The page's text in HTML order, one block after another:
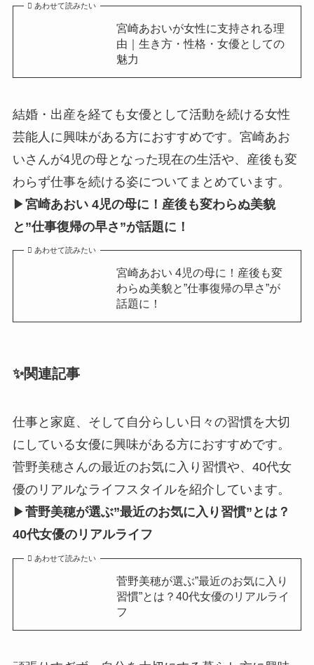
あわせて読みたい
宮崎あおいが女性に支持される理
由｜生き方・性格・女優としての
魅力
結婚・出産を経ても女優として活動を続ける女性
芸能人に興味がある方におすすめです。宮崎あお
いさんが4児の母となった現在の生活や、産後も変
わらず仕事を続ける姿についてまとめています。
▶宮崎あおい 4児の母に！産後も変わらぬ美貌
と”仕事復帰の早さ”が話題に！
あわせて読みたい
宮崎あおい 4児の母に！産後も変
わらぬ美貌と”仕事復帰の早さ”が
話題に！
✨関連記事
仕事と家庭、そして自分らしい日々の習慣を大切
にしている女優に興味がある方におすすめです。
菅野美穂さんの最近のお気に入り習慣や、40代女
優のリアルなライフスタイルを紹介しています。
▶菅野美穂が選ぶ”最近のお気に入り習慣”とは？
40代女優のリアルライフ
あわせて読みたい
菅野美穂が選ぶ”最近のお気に入り
習慣”とは？40代女優のリアルライ
フ